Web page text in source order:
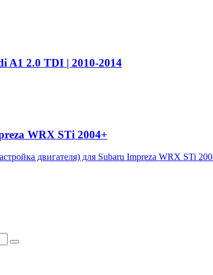
A1 2.0 TDI | 2010-2014
WRX STi 2004+
двигателя) для Subaru Impreza WRX STi